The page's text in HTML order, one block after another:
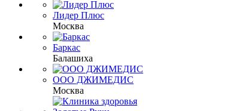
Лидер Плюс
Москва
Баркас
Балашиха
ООО ДЖИМЕДИС
Москва